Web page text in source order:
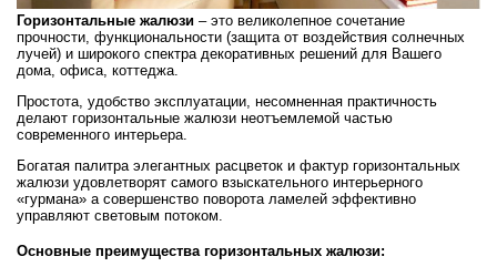
Горизонтальные жалюзи – это великолепное сочетание
прочности, функциональности (защита от воздействия солнечных
лучей) и широкого спектра декоративных решений для Вашего
дома, офиса, коттеджа.
Простота, удобство эксплуатации, несомненная практичность
делают горизонтальные жалюзи неотъемлемой частью
современного интерьера.
Богатая палитра элегантных расцветок и фактур горизонтальных
жалюзи удовлетворят самого взыскательного интерьерного
«гурмана» а совершенство поворота ламелей эффективно
управляют световым потоком.
Основные преимущества горизонтальных жалюзи: